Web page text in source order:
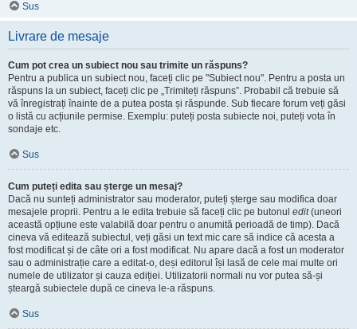
Sus
Livrare de mesaje
Cum pot crea un subiect nou sau trimite un răspuns?
Pentru a publica un subiect nou, faceți clic pe "Subiect nou". Pentru a posta un
răspuns la un subiect, faceți clic pe „Trimiteți răspuns”. Probabil că trebuie să
vă înregistrați înainte de a putea posta și răspunde. Sub fiecare forum veți găsi
o listă cu acțiunile permise. Exemplu: puteți posta subiecte noi, puteți vota în
sondaje etc.
Sus
Cum puteți edita sau șterge un mesaj?
Dacă nu sunteți administrator sau moderator, puteți șterge sau modifica doar
mesajele proprii. Pentru a le edita trebuie să faceți clic pe butonul edit(uneori
această opțiune este valabilă doar pentru o anumită perioadă de timp). Dacă
cineva vă editează subiectul, veți găsi un text mic care să indice că acesta a
fost modificat și de câte ori a fost modificat. Nu apare dacă a fost un moderator
sau o administrație care a editat-o, deși editorul își lasă de cele mai multe ori
numele de utilizator și cauza ediției. Utilizatorii normali nu vor putea să-și
șteargă subiectele după ce cineva le-a răspuns.
Sus